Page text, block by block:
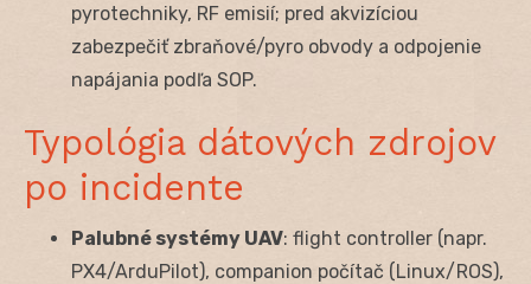
pyrotechniky, RF emisií; pred akvizíciou
zabezpečiť zbraňové/pyro obvody a odpojenie
napájania podľa SOP.
Typológia dátových zdrojov
po incidente
Palubné systémy UAV: flight controller (napr.
PX4/ArduPilot), companion počítač (Linux/ROS),